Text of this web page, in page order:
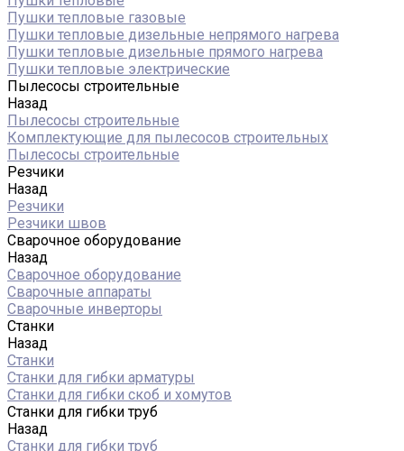
Пушки тепловые газовые
Пушки тепловые дизельные непрямого нагрева
Пушки тепловые дизельные прямого нагрева
Пушки тепловые электрические
Пылесосы строительные
Назад
Пылесосы строительные
Комплектующие для пылесосов строительных
Пылесосы строительные
Резчики
Назад
Резчики
Резчики швов
Сварочное оборудование
Назад
Сварочное оборудование
Сварочные аппараты
Сварочные инверторы
Станки
Назад
Станки
Станки для гибки арматуры
Станки для гибки скоб и хомутов
Станки для гибки труб
Назад
Станки для гибки труб